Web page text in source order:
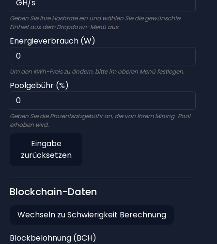
Geben Sie Ihre Hashrate ein und wählen Sie die gewünschte
Einheit aus dem Dropdown-Menü aus.
Energieverbrauch (W)
Um den kWh-Preis zu ändern, bitte im oberen Menü festlegen.
Poolgebühr (%)
Geben Sie die Prozentsatzgebühr an, die von Ihrem Mining-Pool
erhoben wird.
Eingabe
zurücksetzen
Blockchain-Daten
Wechseln zu Schwierigkeit Berechnung
Blockbelohnung (BCH)